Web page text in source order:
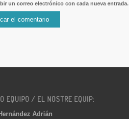
un correo electrónico con cada nueva entrada.
EQUIPO / EL NOSTRE EQUIP:
Adrián